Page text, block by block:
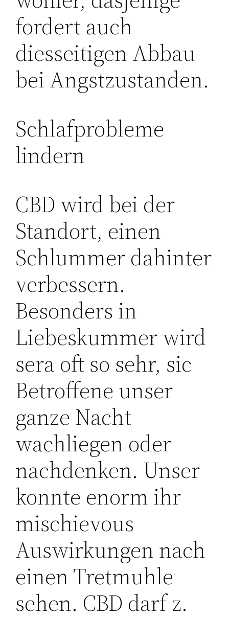
fordert auch
diesseitigen Abbau
bei Angstzustanden.
Schlafprobleme
lindern
CBD wird bei der
Standort, einen
Schlummer dahinter
verbessern.
Besonders in
Liebeskummer wird
sera oft so sehr, sic
Betroffene unser
ganze Nacht
wachliegen oder
nachdenken. Unser
konnte enorm ihr
mischievous
Auswirkungen nach
einen Tretmuhle
sehen. CBD darf z.